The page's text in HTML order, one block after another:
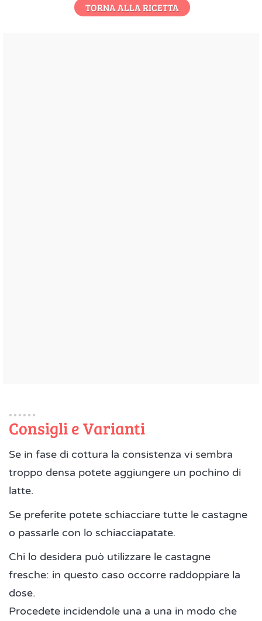
TORNA ALLA RICETTA
Consigli e Varianti
Se in fase di cottura la consistenza vi sembra
troppo densa potete aggiungere un pochino di
latte.
Se preferite potete schiacciare tutte le castagne
o passarle con lo schiacciapatate.
Chi lo desidera può utilizzare le castagne
fresche: in questo caso occorre raddoppiare la
dose.
Procedete incidendole una a una in modo che